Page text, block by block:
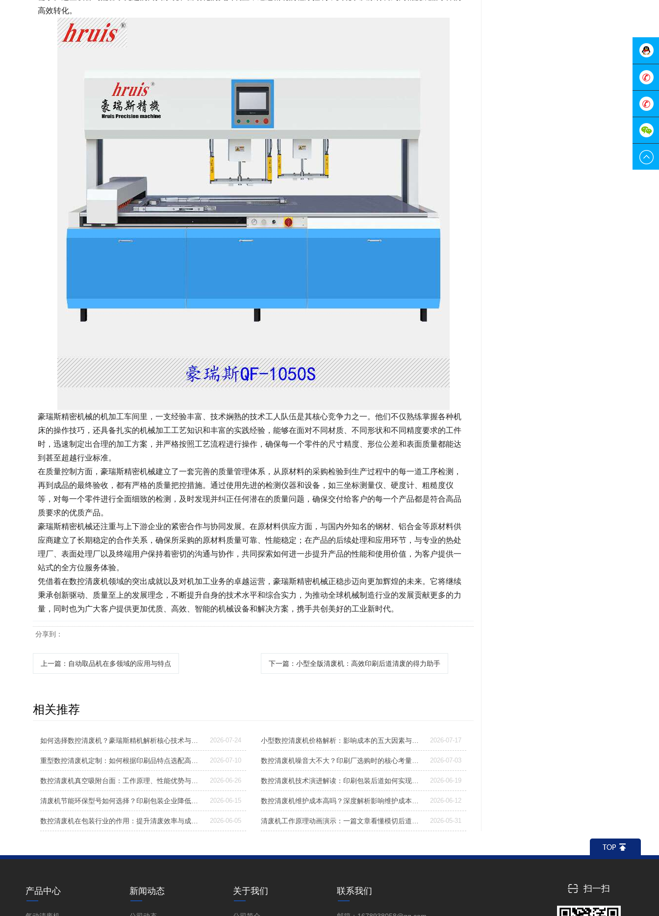
高效转化。
豪瑞斯精密机械的机加工车间里，一支经验丰富、技术娴熟的技术工人队伍是其核心竞争力之一。他们不仅熟练掌握各种机
床的操作技巧，还具备扎实的机械加工工艺知识和丰富的实践经验，能够在面对不同材质、不同形状和不同精度要求的工件
时，迅速制定出合理的加工方案，并严格按照工艺流程进行操作，确保每一个零件的尺寸精度、形位公差和表面质量都能达
到甚至超越行业标准。
在质量控制方面，豪瑞斯精密机械建立了一套完善的质量管理体系，从原材料的采购检验到生产过程中的每一道工序检测，
再到成品的最终验收，都有严格的质量把控措施。通过使用先进的检测仪器和设备，如三坐标测量仪、硬度计、粗糙度仪
等，对每一个零件进行全面细致的检测，及时发现并纠正任何潜在的质量问题，确保交付给客户的每一个产品都是符合高品
质要求的优质产品。
豪瑞斯精密机械还注重与上下游企业的紧密合作与协同发展。在原材料供应方面，与国内外知名的钢材、铝合金等原材料供
应商建立了长期稳定的合作关系，确保所采购的原材料质量可靠、性能稳定；在产品的后续处理和应用环节，与专业的热处
理厂、表面处理厂以及终端用户保持着密切的沟通与协作，共同探索如何进一步提升产品的性能和使用价值，为客户提供一
站式的全方位服务体验。
凭借着在数控清废机领域的突出成就以及对机加工业务的卓越运营，豪瑞斯精密机械正稳步迈向更加辉煌的未来。它将继续
秉承创新驱动、质量至上的发展理念，不断提升自身的技术水平和综合实力，为推动全球机械制造行业的发展贡献更多的力
量，同时也为广大客户提供更加优质、高效、智能的机械设备和解决方案，携手共创美好的工业新时代。
分享到：
上一篇 ：自动取品机在多领域的应用与特点 下一篇：小型全版清废机：高效印刷后道清废的得力助手
相关推荐
2026-07-24 小型数控清废机价格解析：影响成本的五大因素与选型建议 2026-07-17
2026-07-10 数控清废机噪音大不大？印刷厂选购时的核心考量与降噪方案 2026-07-03
2026-06-26 数控清废机技术演进解读：印刷包装后道如何实现高效精准清废 2026-06-19
2026-06-15 2026-06-12
2026-06-05 2026-05-31
产品中心 新闻动态 关于我们 联系我们 扫一扫
在线客
0755-